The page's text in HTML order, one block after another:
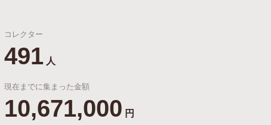
最新進捗報告から探す
コレクター
491 人
現在までに集まった金額
10,671,000 円